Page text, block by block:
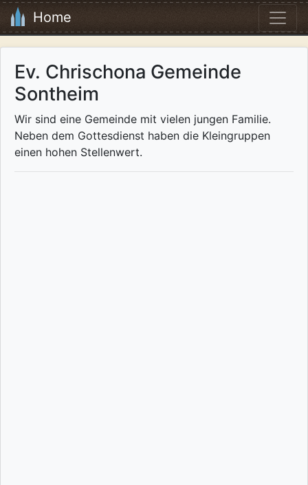
Home
Ev. Chrischona Gemeinde
Sontheim
Wir sind eine Gemeinde mit vielen jungen Familie.
Neben dem Gottesdienst haben die Kleingruppen
einen hohen Stellenwert.